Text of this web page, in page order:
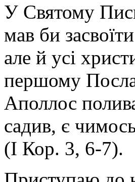
У Святому
мав би
але й усі
першому
Аполлос
садив, є
(І Кор. 3, 6-7).